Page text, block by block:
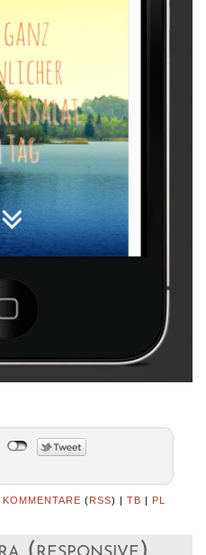
KOMMENTARE (RSS) | TB | PL